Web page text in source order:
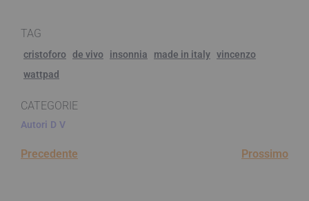
TAG
cristoforo de vivo insonnia made in italy vincenzo
wattpad
CATEGORIE
Autori D V
Precedente Prossimo